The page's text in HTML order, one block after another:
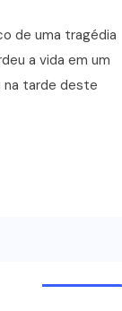
de uma tragédia
a vida em um
na tarde deste